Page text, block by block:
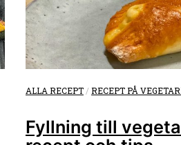
ALLA RECEPT /RECEPT PÅ
Fyllning till